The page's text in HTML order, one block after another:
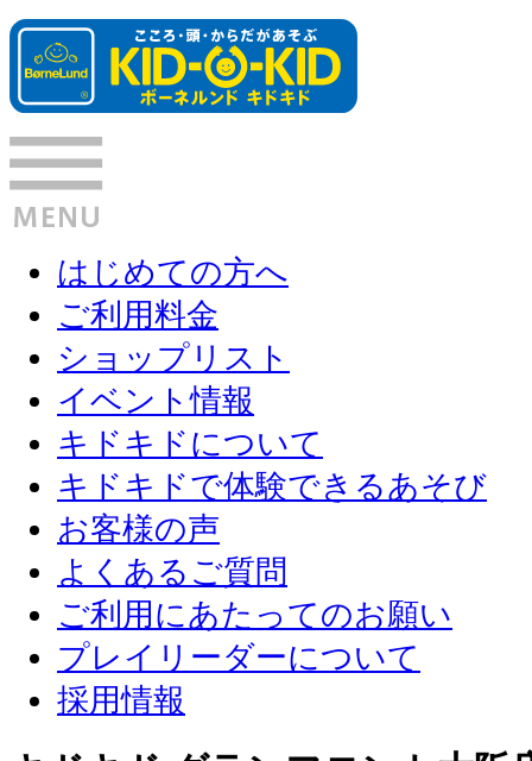
はじめての方へ
ご利用料金
ショップリスト
イベント情報
キドキドについて
キドキドで体験できるあそび
お客様の声
よくあるご質問
ご利用にあたってのお願い
プレイリーダーについて
採用情報